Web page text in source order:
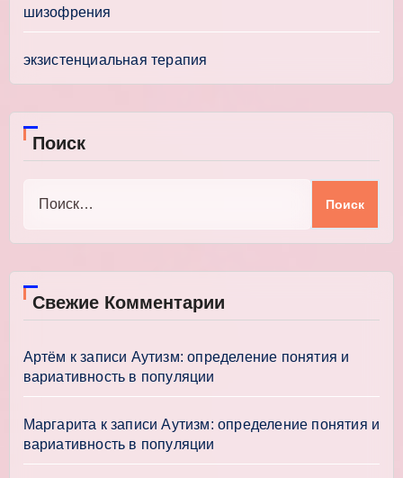
шизофрения
экзистенциальная терапия
Поиск
Свежие Комментарии
Артём к записи Аутизм: определение понятия и
вариативность в популяции
Маргарита к записиАутизм: определение понятия и
вариативность в популяции